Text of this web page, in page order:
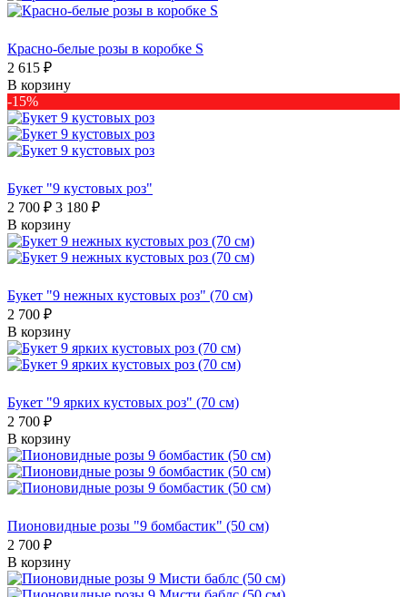
Красно-белые розы в коробке S
2 615 ₽
В корзину
-15%
Букет "9 кустовых роз"
2 700 ₽ 3 180 ₽
В корзину
Букет "9 нежных кустовых роз" (70 см)
2 700 ₽
В корзину
Букет "9 ярких кустовых роз" (70 см)
2 700 ₽
В корзину
Пионовидные розы "9 бомбастик" (50 см)
2 700 ₽
В корзину